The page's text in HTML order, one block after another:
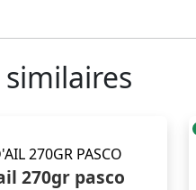
270gr pasco